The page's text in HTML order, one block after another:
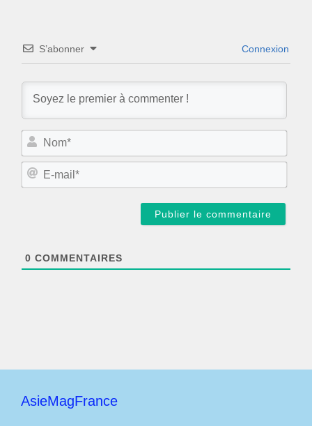
S’abonner Connexion
N
m
E
0 COMMENTAIRES
AsieMagFrance